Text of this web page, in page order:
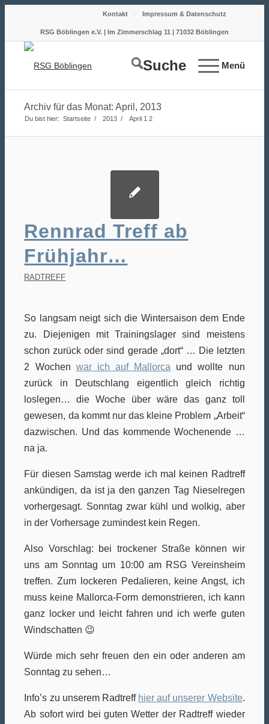
Kontakt Impressum & Datenschutz
RSG Böblingen e.V. | Im Zimmerschlag 11 | 71032 Böblingen
Suche Menü
Archiv für das Monat: April, 2013
Du bist hier: Startseite 1
/ 2013 2
/ April
Rennrad Treff ab
Frühjahr…
RADTREFF
So langsam neigt sich die Wintersaison dem Ende
zu. Diejenigen mit Trainingslager sind meistens
schon zurück oder sind gerade „dort“ … Die letzten
2 Wochen war ich auf Mallorca und wollte nun
zurück in Deutschlang eigentlich gleich richtig
loslegen… die Woche über wäre das ganz toll
gewesen, da kommt nur das kleine Problem „Arbeit“
dazwischen. Und das kommende Wochenende …
na ja.
Für diesen Samstag werde ich mal keinen Radtreff
ankündigen, da ist ja den ganzen Tag Nieselregen
vorhergesagt. Sonntag zwar kühl und wolkig, aber
in der Vorhersage zumindest kein Regen.
Also Vorschlag: bei trockener Straße können wir
uns am Sonntag um 10:00 am RSG Vereinsheim
treffen. Zum lockeren Pedalieren, keine Angst, ich
muss keine Mallorca-Form demonstrieren, ich kann
ganz locker und leicht fahren und ich werfe guten
Windschatten 😉
Würde mich sehr freuen den ein oder anderen am
Sonntag zu sehen…
Info’s zu unserem Radtreff hier auf unserer Website.
Ab sofort wird bei guten Wetter der Radtreff wieder